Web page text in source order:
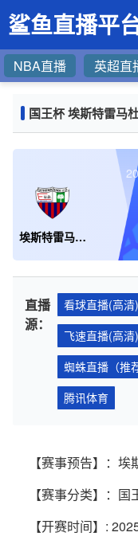
鲨鱼直播平
NBA直播 英超直
国王杯 埃斯特雷马
埃斯特雷马杜拉
直播
源：
看球直播(高清)
飞速直播(高清)
蜘蛛直播（推
腾讯体育
【赛事预告】：
【赛事分类】：国
【开赛时间】: